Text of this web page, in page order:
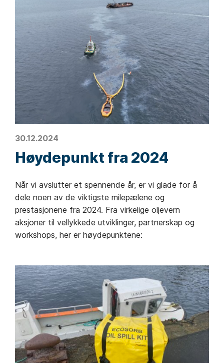
30.12.2024
Høydepunkt fra 2024
Når vi avslutter et spennende år, er vi glade for å
dele noen av de viktigste milepælene og
prestasjonene fra 2024. Fra virkelige oljevern
aksjoner til vellykkede utviklinger, partnerskap og
workshops, her er høydepunktene: